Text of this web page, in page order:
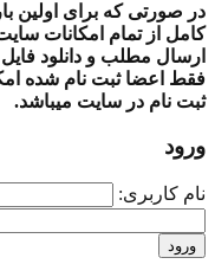
در صورتی که برای اولین
کامل از تمام امکانات
ارسال مطلب و دانلود
فقط اعضا ثبت نام شده
ثبت نام در سایت میباشد.
ورود
نام کاربری:
ورود